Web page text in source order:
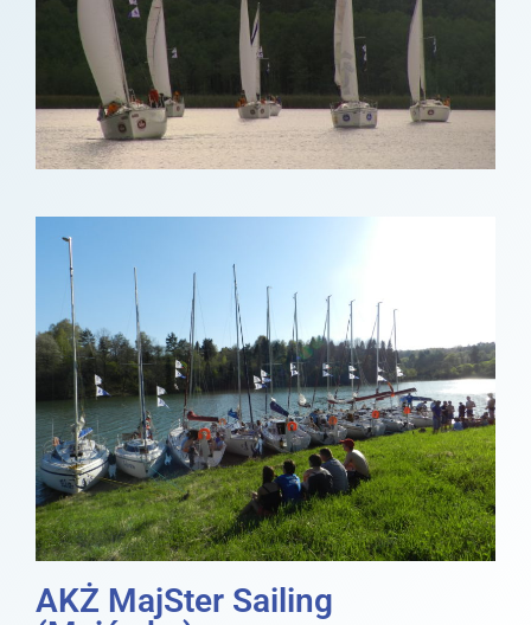
AKŻ MajSter Sailing